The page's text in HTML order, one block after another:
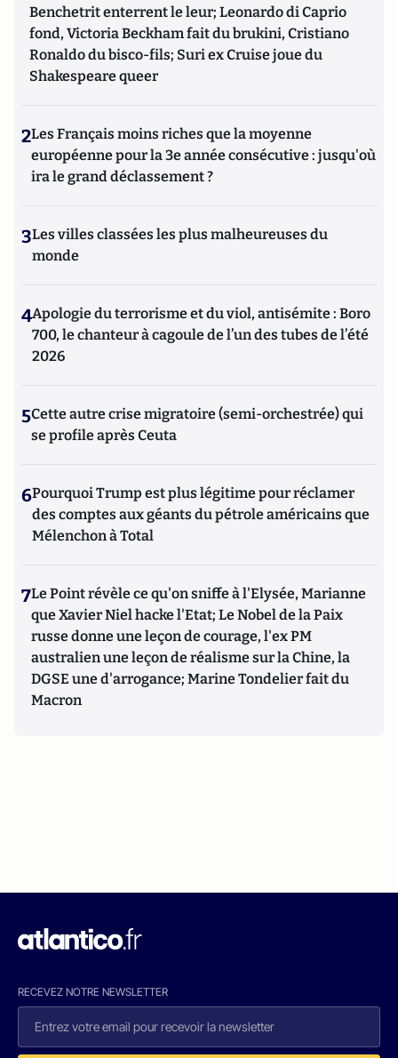
Benchetrit enterrent le leur; Leonardo di Caprio
fond, Victoria Beckham fait du brukini, Cristiano
Ronaldo du bisco-fils; Suri ex Cruise joue du
Shakespeare queer
2Les Français moins riches que la moyenne
européenne pour la 3e année consécutive : jusqu'où
ira le grand déclassement ?
3Les villes classées les plus malheureuses du
monde
4Apologie du terrorisme et du viol, antisémite : Boro
700, le chanteur à cagoule de l’un des tubes de l’été
2026
5Cette autre crise migratoire (semi-orchestrée) qui
se profile après Ceuta
6Pourquoi Trump est plus légitime pour réclamer
des comptes aux géants du pétrole américains que
Mélenchon à Total
7Le Point révèle ce qu'on sniffe à l'Elysée, Marianne
que Xavier Niel hacke l'Etat; Le Nobel de la Paix
russe donne une leçon de courage, l'ex PM
australien une leçon de réalisme sur la Chine, la
DGSE une d'arrogance; Marine Tondelier fait du
Macron
RECEVEZ NOTRE NEWSLETTER